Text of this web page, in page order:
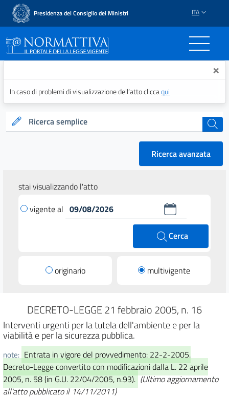
Presidenza del Consiglio dei Ministri ITA
Normattiva - Il portale ×
In caso di problemi di visualizzazione dell’atto cliccaqui
Ricerca semplice cerca
Ricerca avanzata
stai visualizzando l'atto
vigente al
Cerca
originario multivigente
DECRETO-LEGGE 21 febbraio 2005, n. 16
Interventi urgenti per la tutela dell'ambiente e per la
viabilità e per la sicurezza pubblica.
note: Entrata in vigore del provvedimento: 22-2-2005.
Decreto-Legge convertito con modificazioni dalla L. 22 aprile
2005, n. 58 (in G.U. 22/04/2005, n.93). (Ultimo aggiornamento
all'atto pubblicato il 14/11/2011)